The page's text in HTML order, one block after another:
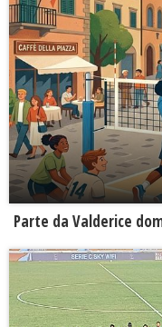
Parte da Valderice